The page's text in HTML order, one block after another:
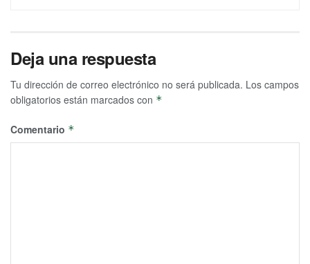
Deja una respuesta
Tu dirección de correo electrónico no será publicada. Los campos
obligatorios están marcados con *
Comentario *